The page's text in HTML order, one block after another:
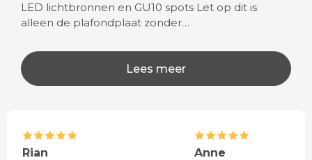
LED lichtbronnen en GU10 spots Let op dit is
alleen de plafondplaat zonder…
Lees meer
Rian
Anne